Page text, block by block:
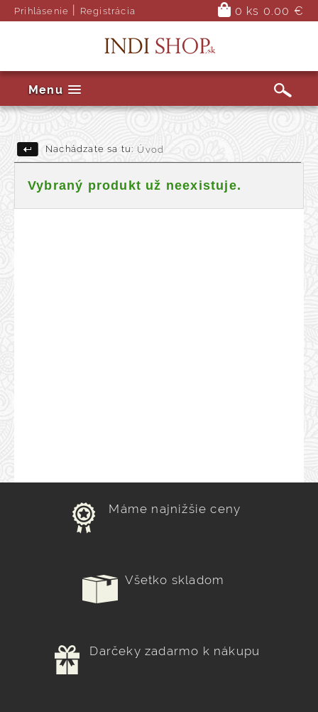
Prihlásenie Registrácia 0 ks 0.00 €
Menu
Nachádzate sa tu: Úvod
Vybraný produkt už neexistuje.
Máme najnižšie ceny
Všetko skladom
Darčeky zadarmo k nákupu